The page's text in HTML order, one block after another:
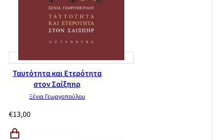
Ταυτότητα και Ετερότητα
στον Σαίξπηρ
Ξένια Γεωργοπούλου
€13,00